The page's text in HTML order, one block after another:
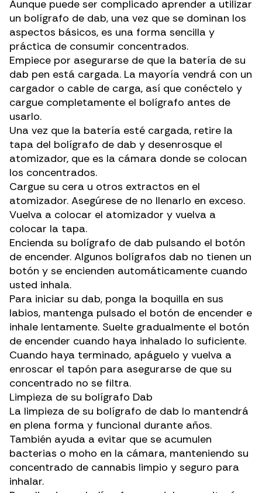
Aunque puede ser complicado aprender a utilizar
un bolígrafo de dab, una vez que se dominan los
aspectos básicos, es una forma sencilla y
práctica de consumir concentrados.
Empiece por asegurarse de que la batería de su
dab pen está cargada. La mayoría vendrá con un
cargador o cable de carga, así que conéctelo y
cargue completamente el bolígrafo antes de
usarlo.
Una vez que la batería esté cargada, retire la
tapa del bolígrafo de dab y desenrosque el
atomizador, que es la cámara donde se colocan
los concentrados.
Cargue su cera u otros extractos en el
atomizador. Asegúrese de no llenarlo en exceso.
Vuelva a colocar el atomizador y vuelva a
colocar la tapa.
Encienda su bolígrafo de dab pulsando el botón
de encender. Algunos bolígrafos dab no tienen un
botón y se encienden automáticamente cuando
usted inhala.
Para iniciar su dab, ponga la boquilla en sus
labios, mantenga pulsado el botón de encender e
inhale lentamente. Suelte gradualmente el botón
de encender cuando haya inhalado lo suficiente.
Cuando haya terminado, apáguelo y vuelva a
enroscar el tapón para asegurarse de que su
concentrado no se filtra.
Limpieza de su bolígrafo Dab
La limpieza de su bolígrafo de dab lo mantendrá
en plena forma y funcional durante años.
También ayuda a evitar que se acumulen
bacterias o moho en la cámara, manteniendo su
concentrado de cannabis limpio y seguro para
inhalar.